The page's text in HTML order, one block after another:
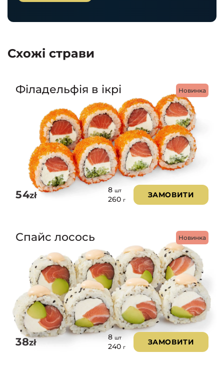
Схожі страви
Новинка
Філадельфія в ікрі
54zł
8 шт
260 г
ЗАМОВИТИ
Новинка
Спайс лосось
38zł
8 шт
240 г
ЗАМОВИТИ